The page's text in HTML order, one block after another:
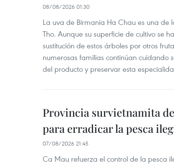
08/08/2026 01:30
La uva de Birmania Ha Chau es una de
Tho. Aunque su superficie de cultivo se
sustitución de estos árboles por otros
numerosas familias continúan cuidando
del producto y preservar esta
Provincia survietnamita
para erradicar la pesca
07/08/2026 21:45
Ca Mau refuerza el control de la pesca